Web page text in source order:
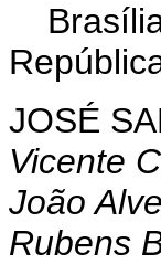
JOSÉ
Vicente
João
Rubens